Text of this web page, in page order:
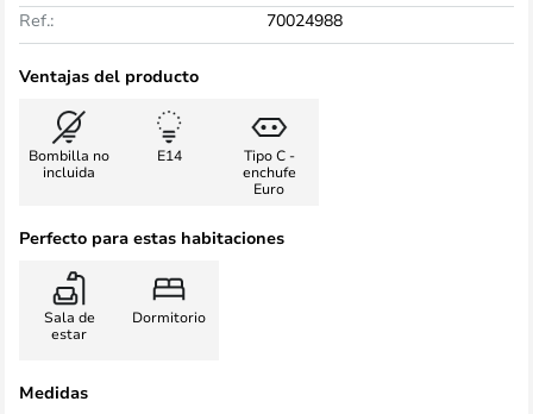
Ref.:
70024988
Ventajas del producto
Bombilla no
incluida
E14
Tipo C -
enchufe
Euro
Perfecto para estas habitaciones
Sala de
estar
Dormitorio
Medidas